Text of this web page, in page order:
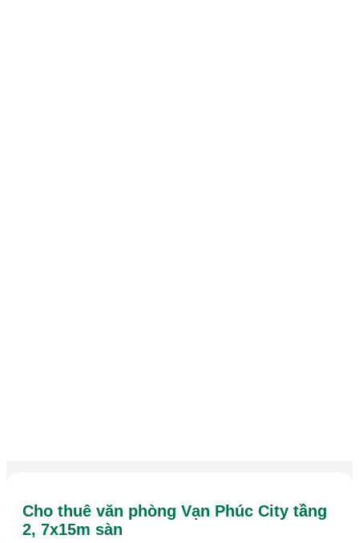
Cho thuê văn phòng Vạn Phúc City tầng
2, 7x15m sàn